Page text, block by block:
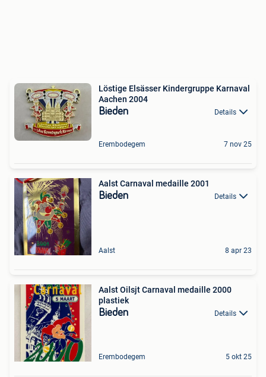
Löstige Elsässer Kindergruppe Karnaval
Aachen 2004
Bieden Details
Erembodegem 7 nov 25
Aalst Carnaval medaille 2001
Bieden Details
Aalst 8 apr 23
Aalst Oilsjt Carnaval medaille 2000
plastiek
Bieden Details
Erembodegem 5 okt 25